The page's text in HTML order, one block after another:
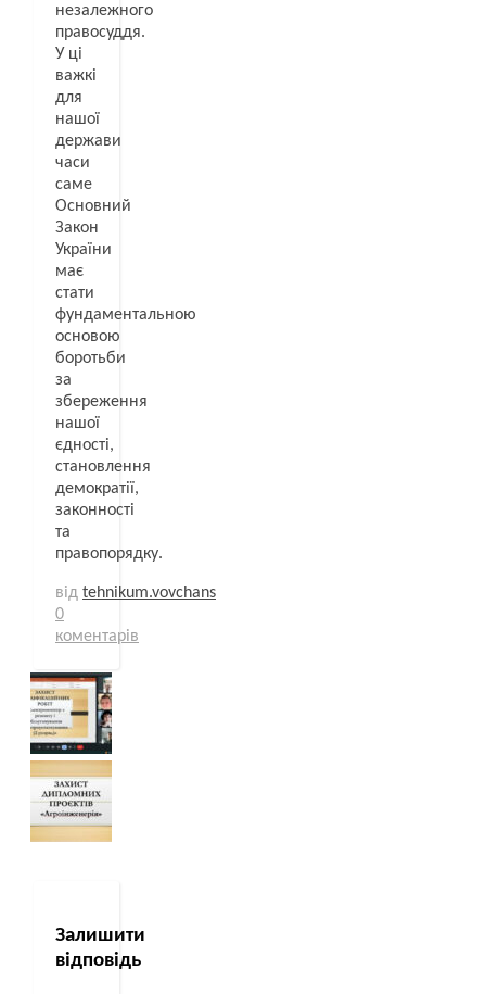
незалежного
правосуддя.
У ці
важкі
для
нашої
держави
часи
саме
Основний
Закон
України
має
стати
фундаментальною
основою
боротьби
за
збереження
нашої
єдності,
становлення
демократії,
законності
та
правопорядку.
від tehnikum.vovchans
0
коментарів
Залишити
відповідь